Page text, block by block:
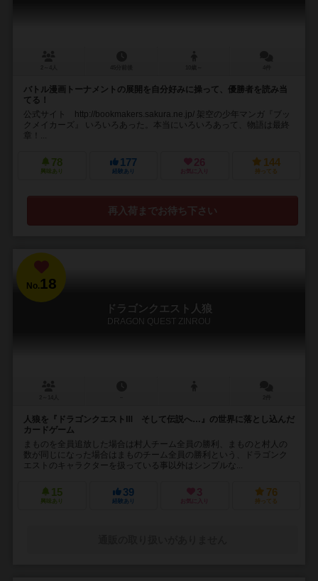
バトル漫画トーナメントの展開を自分好みに操って、優勝者を読み当
てる！
公式サイト http://bookmakers.sakura.ne.jp/ 架空の少年マンガ『ブッ
クメイカーズ』 いろいろあった。本当にいろいろあって、物語は最終
章！...
78
興味あり
177
経験あり
26
お気に入り
144
持ってる
再入荷までお待ち下さい
No.18
ドラゴンクエスト人狼
DRAGON QUEST ZINROU
人狼を『ドラゴンクエストⅢ そして伝説へ…』の世界に落とし込んだ
カードゲーム
まものを全員追放した場合は村人チーム全員の勝利、まものと村人の
数が同じになった場合はまものチーム全員の勝利という、ドラゴンク
エストのキャラクターを扱っている事以外はシンプルな...
15
興味あり
39
経験あり
3
お気に入り
76
持ってる